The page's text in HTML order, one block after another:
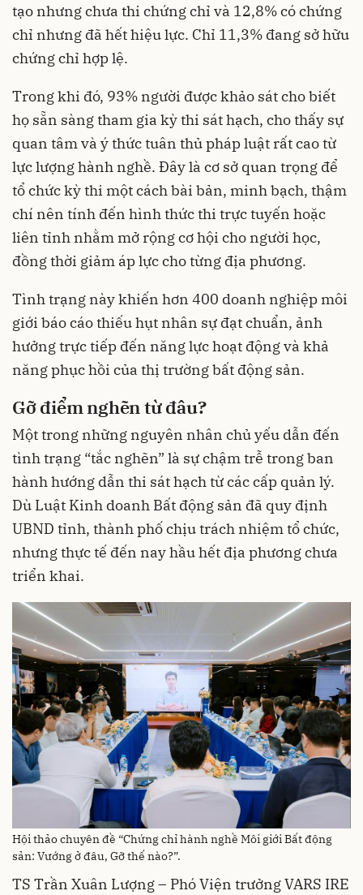
tạo nhưng chưa thi chứng chỉ và 12,8% có chứng
chỉ nhưng đã hết hiệu lực. Chỉ 11,3% đang sở hữu
chứng chỉ hợp lệ.
Trong khi đó, 93% người được khảo sát cho biết
họ sẵn sàng tham gia kỳ thi sát hạch, cho thấy sự
quan tâm và ý thức tuân thủ pháp luật rất cao từ
lực lượng hành nghề. Đây là cơ sở quan trọng để
tổ chức kỳ thi một cách bài bản, minh bạch, thậm
chí nên tính đến hình thức thi trực tuyến hoặc
liên tỉnh nhằm mở rộng cơ hội cho người học,
đồng thời giảm áp lực cho từng địa phương.
Tình trạng này khiến hơn 400 doanh nghiệp môi
giới báo cáo thiếu hụt nhân sự đạt chuẩn, ảnh
hưởng trực tiếp đến năng lực hoạt động và khả
năng phục hồi của thị trường bất động sản.
Gỡ điểm nghẽn từ đâu?
Một trong những nguyên nhân chủ yếu dẫn đến
tình trạng “tắc nghẽn” là sự chậm trễ trong ban
hành hướng dẫn thi sát hạch từ các cấp quản lý.
Dù Luật Kinh doanh Bất động sản đã quy định
UBND tỉnh, thành phố chịu trách nhiệm tổ chức,
nhưng thực tế đến nay hầu hết địa phương chưa
triển khai.
Hội thảo chuyên đề “Chứng chỉ hành nghề Môi giới Bất động
sản: Vướng ở đâu, Gỡ thế nào?”.
TS Trần Xuân Lượng – Phó Viện trưởng VARS IRE